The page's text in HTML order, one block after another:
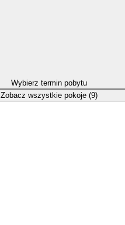
Wybierz termin pobytu
Zobacz wszystkie pokoje (9)